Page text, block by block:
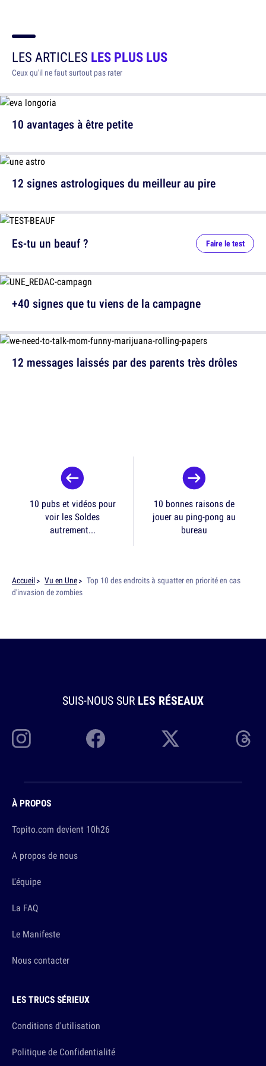
LES ARTICLES LES PLUS LUS
Ceux qu'il ne faut surtout pas rater
10 avantages à être petite
12 signes astrologiques du meilleur au pire
12 messages laissés par des parents très drôles
Es-tu un beauf ? Faire le test
+40 signes que tu viens de la campagne
10 pubs et vidéos pour
voir les Soldes
autrement...
10 bonnes raisons de
jouer au ping-pong au
bureau
Accueil Vu en Une
Top 10 des endroits à squatter en priorité en cas
d'invasion de zombies
SUIS-NOUS SUR LES RÉSEAUX
À PROPOS
Topito.com devient 10h26
A propos de nous
L'équipe
La FAQ
Le Manifeste
Nous contacter
LES TRUCS SÉRIEUX
Conditions d'utilisation
Politique de Confidentialité